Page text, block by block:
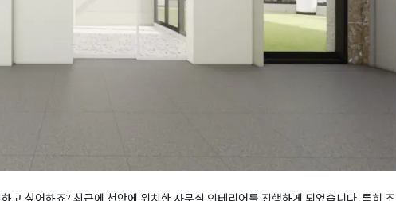
고 싶어하죠? 최근에 천안에 위치한 사무실 인테리어를 진행하게 되었습니다. 특히 조